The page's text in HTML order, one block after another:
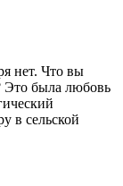
нет. Что вы
Это была любовь
в сельской